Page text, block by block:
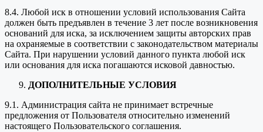
8.4. Любой иск в отношении условий использования Сайта
должен быть предъявлен в течение 3 лет после возникновения
оснований для иска, за исключением защиты авторских прав
на охраняемые в соответствии с законодательством материалы
Сайта. При нарушении условий данного пункта любой иск
или основания для иска погашаются исковой давностью.
ДОПОЛНИТЕЛЬНЫЕ УСЛОВИЯ
9.1. Администрация сайта не принимает встречные
предложения от Пользователя относительно изменений
настоящего Пользовательского соглашения.